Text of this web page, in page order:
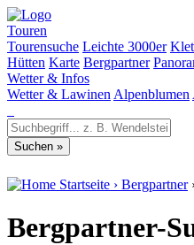
Touren
Tourensuche Leichte 3000er
Hütten Karte Bergpartner
Wetter & Infos
Wetter & Lawinen Alpenblumen
Startseite › Bergpartner
Bergpartner-